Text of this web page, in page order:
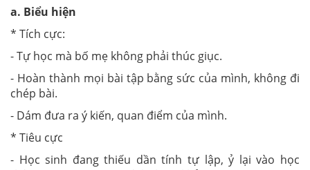
a. Biểu hiện
* Tích cực:
- Tự học mà bố mẹ không phải thúc giục.
- Hoàn thành mọi bài tập bằng sức của mình, không đi
chép bài.
- Dám đưa ra ý kiến, quan điểm của mình.
* Tiêu cực
- Học sinh đang thiếu dần tính tự lập, ỷ lại vào học